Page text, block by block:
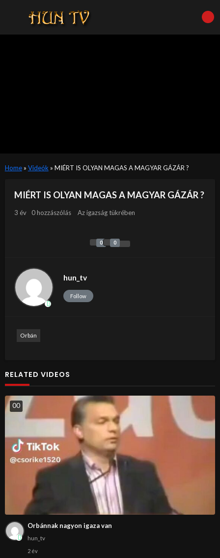
Home» Videók » MIÉRT IS OLYAN MAGAS A MAGYAR GÁZÁR ?
MIÉRT IS OLYAN MAGAS A MAGYAR GÁZÁR ?
3 év 0 hozzászólás Az igazság tükrében
0 0
hun_tv
Follow
Orbán
RELATED VIDEOS
00
Orbánnak nagyon igaza van
hun_tv
2 év